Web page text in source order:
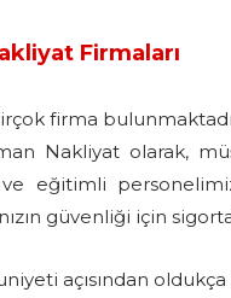
Firmaları
firma
Nakliyat olarak,
eğitimli
güvenliği için
açısından